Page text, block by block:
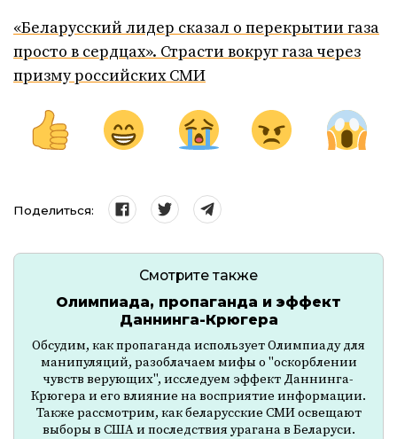
«Беларусский лидер сказал о перекрытии газа
просто в сердцах». Страсти вокруг газа через
призму российских СМИ
Поделиться:
Смотрите также
Олимпиада, пропаганда и эффект
Даннинга-Крюгера
Обсудим, как пропаганда использует Олимпиаду для
манипуляций, разоблачаем мифы о "оскорблении
чувств верующих", исследуем эффект Даннинга-
Крюгера и его влияние на восприятие информации.
Также рассмотрим, как беларусские СМИ освещают
выборы в США и последствия урагана в Беларуси.